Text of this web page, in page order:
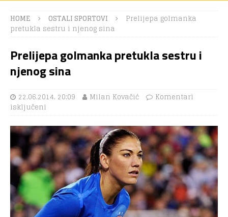
HOME OSTALI SPORTOVI
Prelijepa golmanka
pretukla sestru i njenog sina
Prelijepa golmanka pretukla sestru i
njenog sina
22.06.2014. 20:09 Milan Kovačić
Komentari
isključeni